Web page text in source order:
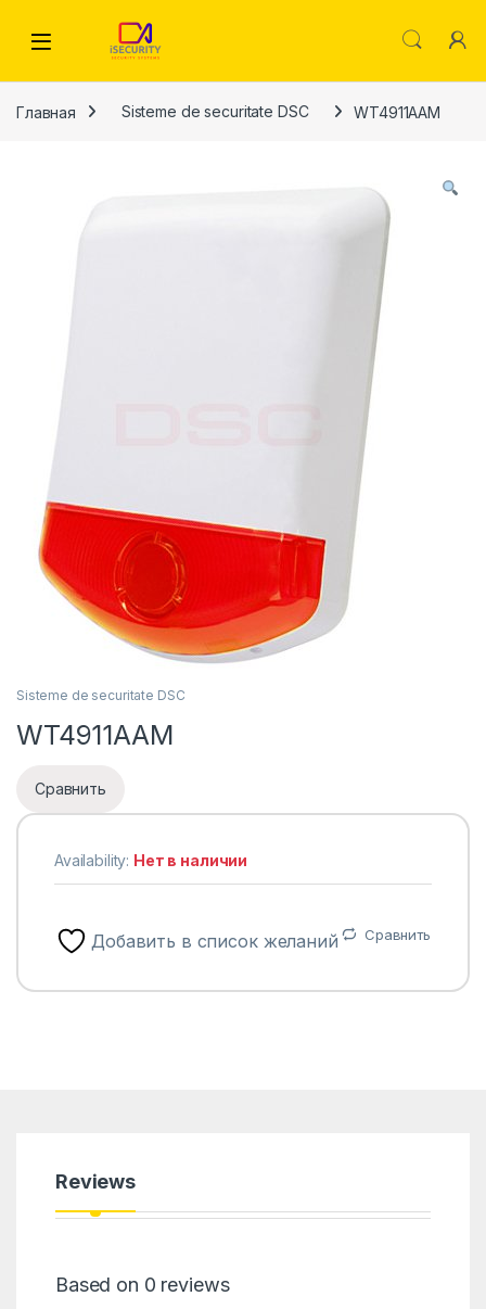
Главная Sisteme de securitate DSC WT4911AAM
Sisteme de securitate DSC
WT4911AAM
Сравнить
Availability: Нет в наличии
Добавить в список желаний Сравнить
Reviews
Based on 0 reviews